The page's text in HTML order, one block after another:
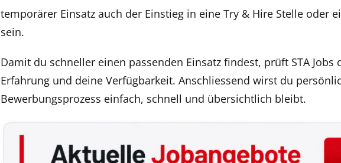
temporärer Einsatz auch der Einstieg in eine Try & Hire Stelle oder
sein.
Damit du schneller einen passenden Einsatz findest, prüft STA Jobs
Erfahrung und deine Verfügbarkeit. Anschliessend wirst du
Bewerbungsprozess einfach, schnell und übersichtlich bleibt.